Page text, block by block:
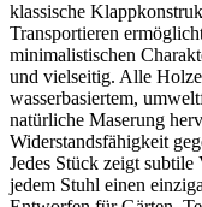
klassische
Transportieren
minimalistischen
und vielseitig. Alle
wasserbasiertem,
natürliche Maserung
Widerstandsfähigkeit
Jedes Stück zeigt
jedem Stuhl einen